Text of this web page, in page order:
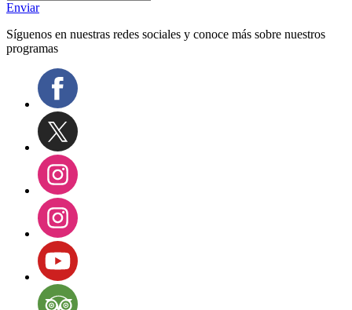
Enviar
Síguenos en nuestras redes sociales y conoce más sobre nuestros
programas